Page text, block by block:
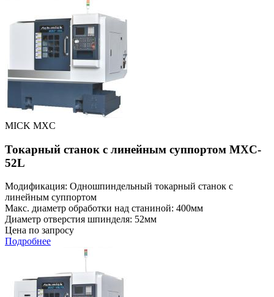
MICK MXC
Токарный станок с линейным суппортом MXC-
52L
Модификация: Одношпиндельный токарный станок с
линейным суппортом
Макс. диаметр обработки над станиной: 400мм
Диаметр отверстия шпинделя: 52мм
Цена по запросу
Подробнее